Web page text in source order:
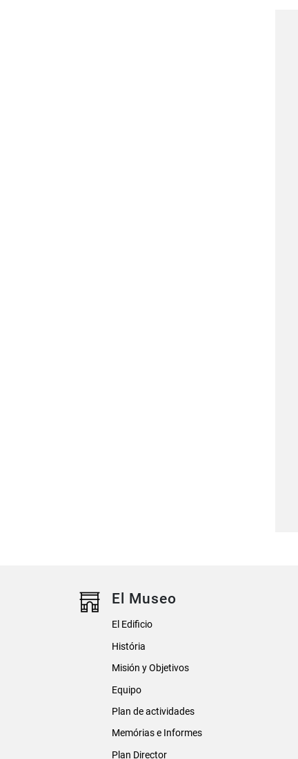
El Museo
El Edificio
História
Misión y Objetivos
Equipo
Plan de actividades
Memórias e Informes
Plan Director